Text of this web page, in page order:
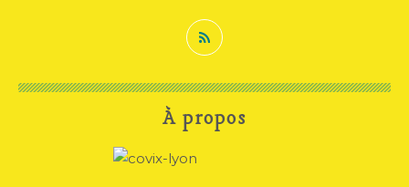
À propos